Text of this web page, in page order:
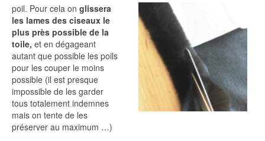
poil. Pour cela on glissera
les lames des ciseaux le
plus près possible de la
toile, et en dégageant
autant que possible les poils
pour les couper le moins
possible (il est presque
impossible de les garder
tous totalement indemnes
mais on tente de les
préserver au maximum …)